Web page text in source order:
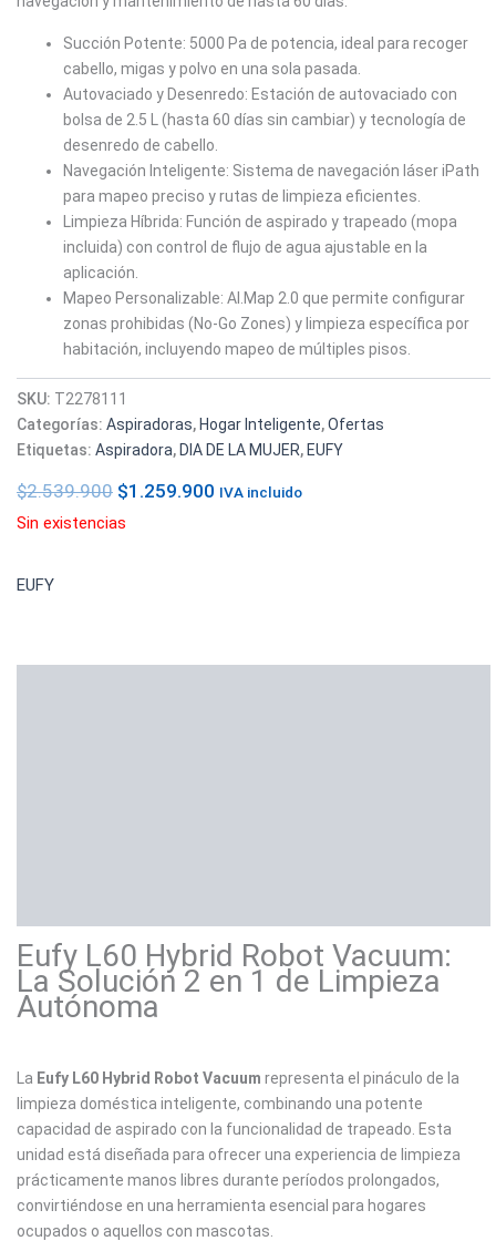
Succión Potente: 5000 Pa de potencia, ideal para recoger
cabello, migas y polvo en una sola pasada.
Autovaciado y Desenredo: Estación de autovaciado con
bolsa de 2.5 L (hasta 60 días sin cambiar) y tecnología de
desenredo de cabello.
Navegación Inteligente: Sistema de navegación láser iPath
para mapeo preciso y rutas de limpieza eficientes.
Limpieza Híbrida: Función de aspirado y trapeado (mopa
incluida) con control de flujo de agua ajustable en la
aplicación.
Mapeo Personalizable: AI.Map 2.0 que permite configurar
zonas prohibidas (No-Go Zones) y limpieza específica por
habitación, incluyendo mapeo de múltiples pisos.
SKU: T2278111
Categorías: Aspiradoras, Hogar Inteligente,Ofertas
Etiquetas: Aspiradora, DIA DE LA MUJER, EUFY
$2.539.900 $1.259.900 IVA incluido
Sin existencias
EUFY
Eufy L60 Hybrid Robot Vacuum:
La Solución 2 en 1 de Limpieza
Autónoma
La Eufy L60 Hybrid Robot Vacuum representa el pináculo de la
limpieza doméstica inteligente, combinando una potente
capacidad de aspirado con la funcionalidad de trapeado. Esta
unidad está diseñada para ofrecer una experiencia de limpieza
prácticamente manos libres durante períodos prolongados,
convirtiéndose en una herramienta esencial para hogares
ocupados o aquellos con mascotas.